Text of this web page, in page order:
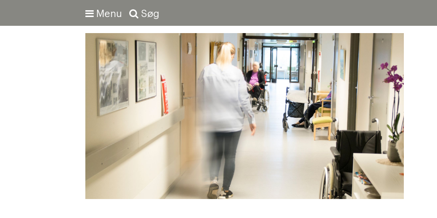
Menu Søg
Avanceret søgning